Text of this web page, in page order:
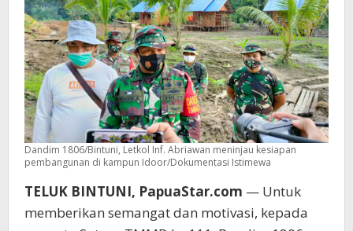
Dandim 1806/Bintuni, Letkol Inf. Abriawan meninjau kesiapan
pembangunan di kampun Idoor/Dokumentasi Istimewa
TELUK BINTUNI, PapuaStar.com — Untuk
memberikan semangat dan motivasi, kepada